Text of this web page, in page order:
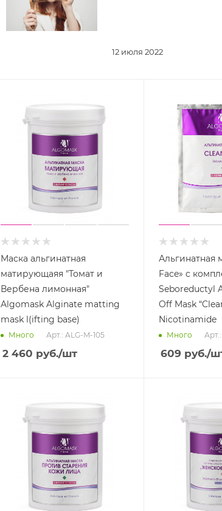
12 июля 2022
Маска альгинатная
матирующаяя "Томат и
Вербена лимонная"
Algomask Alginate matting
mask l(ifting base)
Много Арт.: ALG-M-105
2 460 руб./шт
Альгинатная
Face» c
Seboreductyl
Off Mask
Nicotinamide
Много
609 руб./